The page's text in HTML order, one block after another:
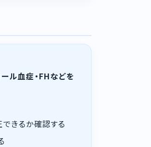
ル血症・FHなどを
きるか確認する